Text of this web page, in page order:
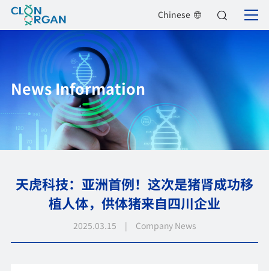
Chinese
News Information
天虎科技：亚洲首例！这次是猪肾成功移
植人体，供体猪来自四川企业
2025.03.15 | Company News